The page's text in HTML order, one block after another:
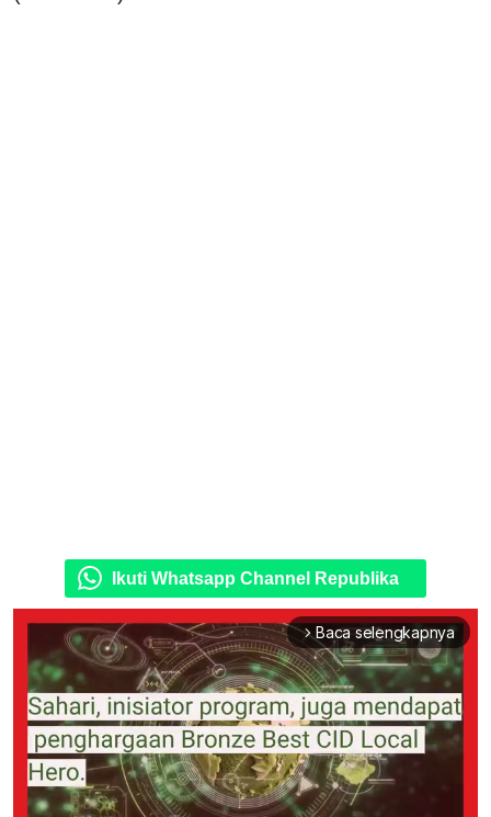
Ikuti Whatsapp Channel Republika
arrow_forward_ios Baca selengkapnya